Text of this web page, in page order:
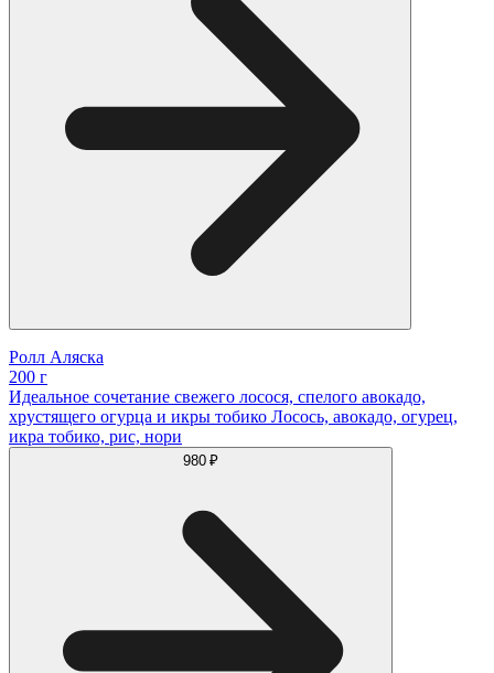
Ролл Аляска
200 г
Идеальное сочетание свежего лосося, спелого авокадо,
хрустящего огурца и икры тобико Лосось, авокадо, огурец,
икра тобико, рис, нори
980 ₽